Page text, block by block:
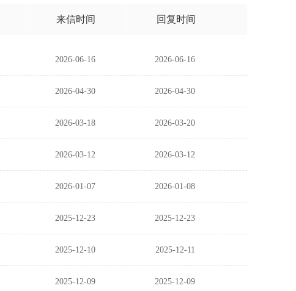
来信时间 回复时间
2026-06-16 2026-06-16
2026-04-30 2026-04-30
2026-03-18 2026-03-20
2026-03-12 2026-03-12
2026-01-07 2026-01-08
2025-12-23 2025-12-23
2025-12-10 2025-12-11
2025-12-09 2025-12-09